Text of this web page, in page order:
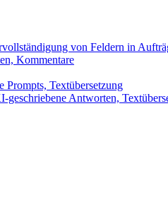
von Feldern in
Kommentare
Prompts, Textübersetzung
geschriebene Antworten,